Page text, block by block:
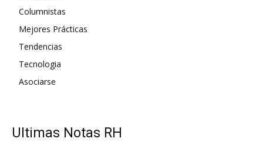
Columnistas
Mejores Prácticas
Tendencias
Tecnologia
Asociarse
UItimas Notas RH